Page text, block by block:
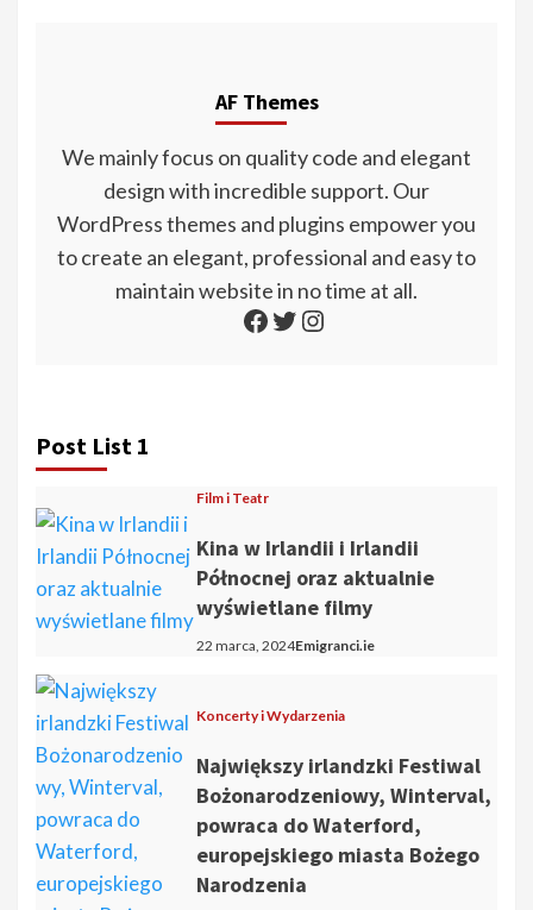
AF Themes
We mainly focus on quality code and elegant
design with incredible support. Our
WordPress themes and plugins empower you
to create an elegant, professional and easy to
maintain website in no time at all.
Facebook Twitter Instagram
Post List 1
Film i Teatr
Kina w Irlandii i Irlandii
Północnej oraz aktualnie
wyświetlane filmy
22 marca, 2024Emigranci.ie
Koncerty i Wydarzenia
Największy irlandzki Festiwal
Bożonarodzeniowy, Winterval,
powraca do Waterford,
europejskiego miasta Bożego
Narodzenia